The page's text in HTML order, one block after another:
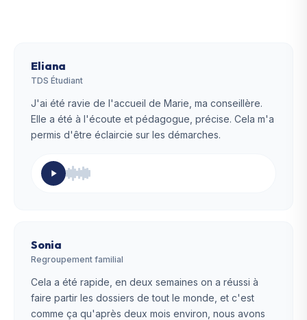
Eliana
TDS Étudiant
J'ai été ravie de l'accueil de Marie, ma conseillère.
Elle a été à l'écoute et pédagogue, précise. Cela m'a
permis d'être éclaircie sur les démarches.
Sonia
Regroupement familial
Cela a été rapide, en deux semaines on a réussi à
faire partir les dossiers de tout le monde, et c'est
comme ça qu'après deux mois environ, nous avons